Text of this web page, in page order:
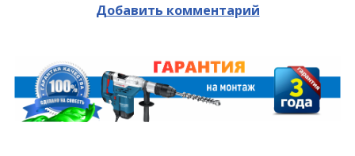
Добавить комментарий